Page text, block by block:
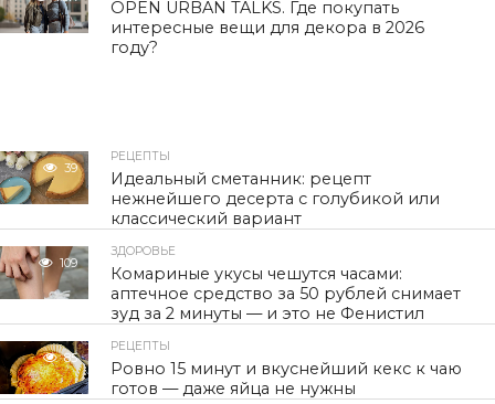
OPEN URBAN TALKS. Где покупать
интересные вещи для декора в 2026
году?
39
РЕЦЕПТЫ
Идеальный сметанник: рецепт
нежнейшего десерта с голубикой или
классический вариант
109
ЗДОРОВЬЕ
Комариные укусы чешутся часами:
аптечное средство за 50 рублей снимает
зуд за 2 минуты — и это не Фенистил
85
РЕЦЕПТЫ
Ровно 15 минут и вкуснейший кекс к чаю
готов — даже яйца не нужны